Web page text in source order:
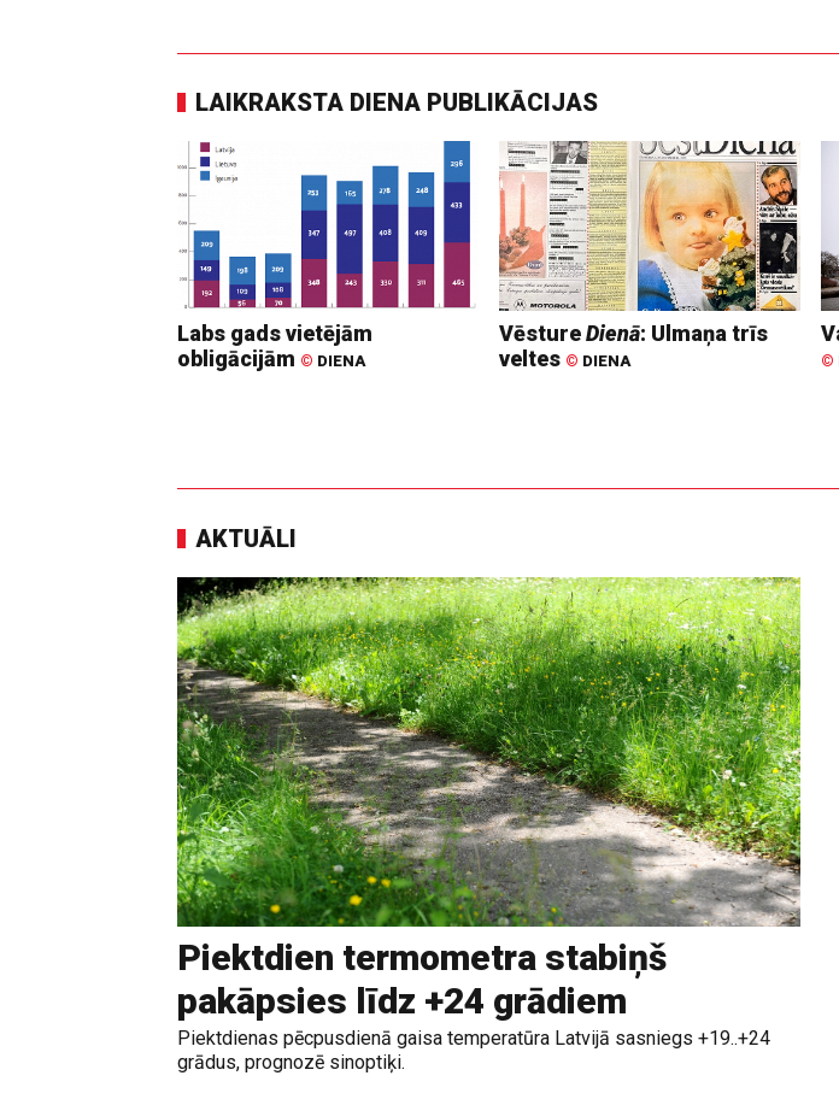
LAIKRAKSTA DIENA PUBLIKĀCIJAS
Labs gads vietējām
obligācijām © DIENA
VēstureDienā: Ulmaņa trīs
veltes © DIENA ©
AKTUĀLI
Piektdien termometra stabiņš
pakāpsies līdz +24 grādiem
Piektdienas pēcpusdienā gaisa temperatūra Latvijā sasniegs +19..+24
grādus, prognozē sinoptiķi.